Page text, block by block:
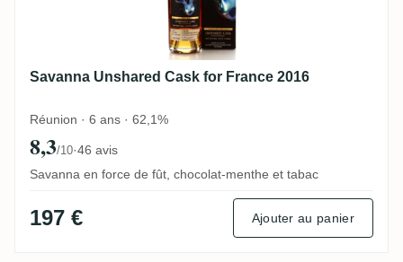
Savanna Unshared Cask for France 2016
Réunion · 6 ans · 62,1%
8,3/10·46 avis
Savanna en force de fût, chocolat-menthe et tabac
197 € Ajouter au panier